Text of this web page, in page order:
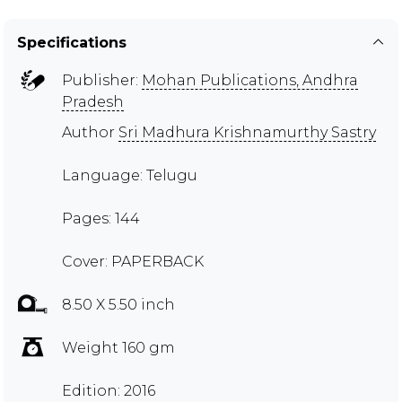
Specifications
Publisher: Mohan Publications, Andhra
Pradesh
Author Sri Madhura Krishnamurthy Sastry
Language: Telugu
Pages: 144
Cover: PAPERBACK
8.50 X 5.50 inch
Weight 160 gm
Edition: 2016